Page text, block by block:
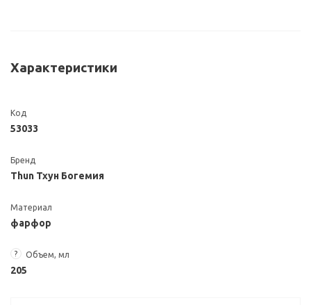
Характеристики
Код
53033
Бренд
Thun Тхун Богемия
Материал
фарфор
? Объем, мл
205